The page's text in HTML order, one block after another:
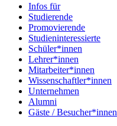
Infos für
Studierende
Promovierende
Studieninteressierte
Schüler*innen
Lehrer*innen
Mitarbeiter*innen
Wissenschaftler*innen
Unternehmen
Alumni
Gäste / Besucher*innen